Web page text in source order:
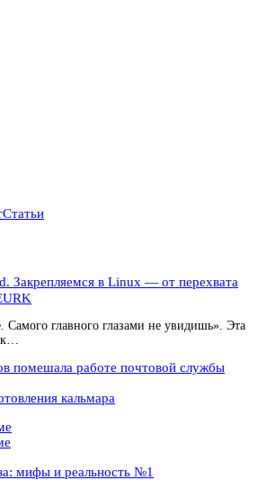
Статьи
Закрепляемся в Linux — от перехвата
Самого главного глазами не увидишь». Эта
помешала работе почтовой службы
кальмара
мифы и реальность №1